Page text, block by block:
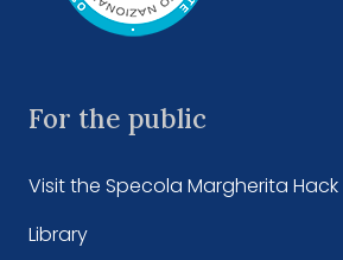
For the public
Visit the Specola Margherita Hack
Library